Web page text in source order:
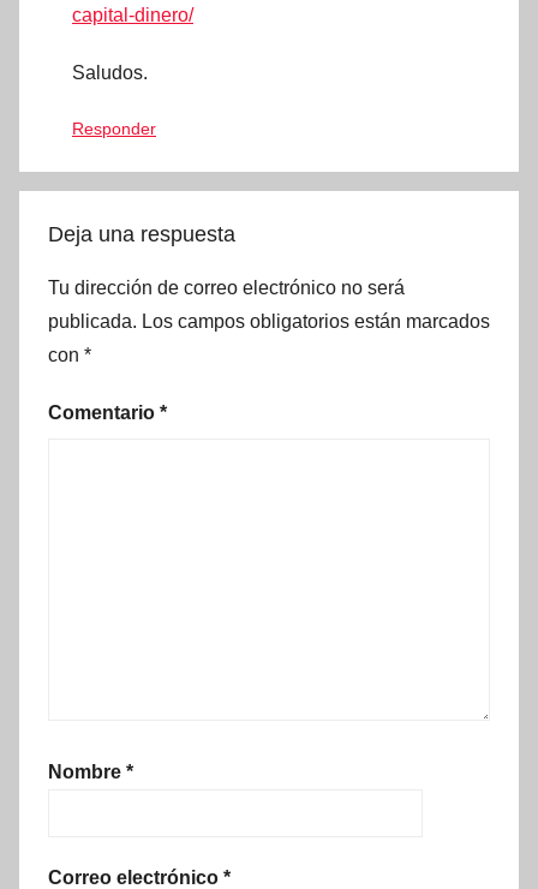
capital-dinero/
Saludos.
Responder
Deja una respuesta
Tu dirección de correo electrónico no será
publicada. Los campos obligatorios están marcados
con *
Comentario *
Nombre *
Correo electrónico *